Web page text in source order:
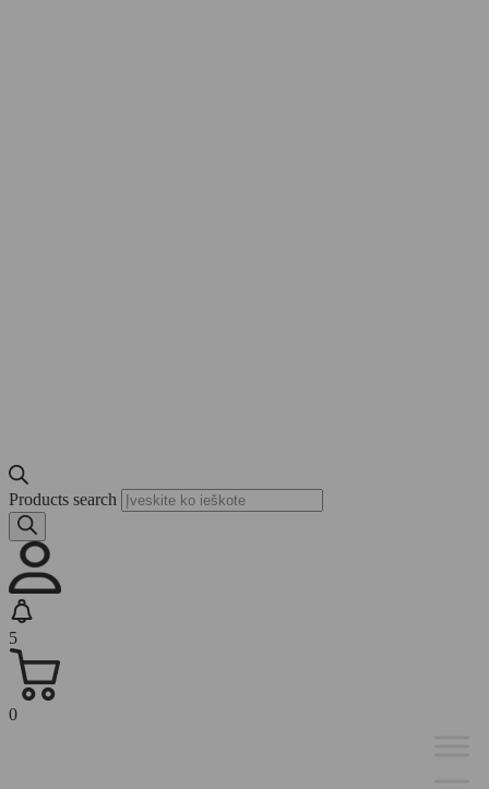
Products search
5
0